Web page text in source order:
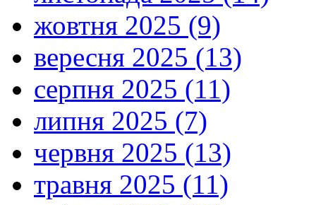
жовтня 2025 (9)
вересня 2025 (13)
серпня 2025 (11)
липня 2025 (7)
червня 2025 (13)
травня 2025 (11)